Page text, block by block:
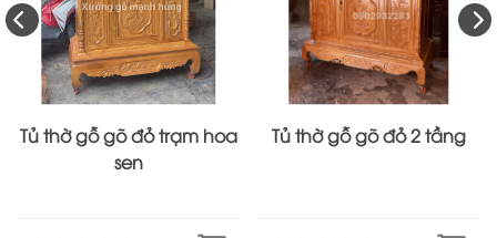
Tủ thờ gỗ gõ đỏ trạm hoa
sen
Tủ thờ gỗ gõ đỏ 2 tầng